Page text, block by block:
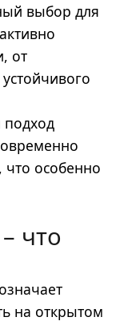
выбор для
от
подход
особенно
что
на открытом